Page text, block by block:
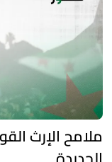
ملامح الإرث